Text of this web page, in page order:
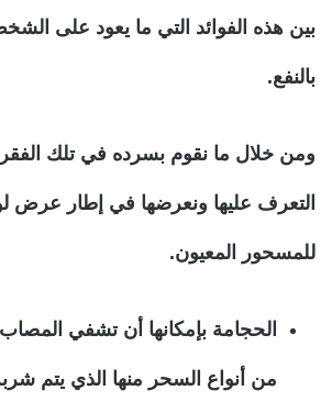
بين هذه الفوائد التي ما يعود على
بالنفع.
ومن خلال ما نقوم بسرده في تلك
التعرف عليها ونعرضها في إطار عرض
للمسحور المعيون.
الحجامة بإمكانها أن تشفي المصاب
من أنواع السحر منها الذي يتم